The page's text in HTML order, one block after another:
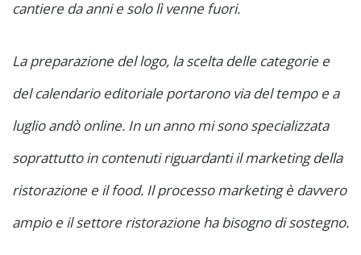
cantiere da anni e solo lì venne fuori.
La preparazione del logo, la scelta delle categorie e
del calendario editoriale portarono via del tempo e a
luglio andò online. In un anno mi sono specializzata
soprattutto in contenuti riguardanti il marketing della
ristorazione e il food. Il processo marketing è davvero
ampio e il settore ristorazione ha bisogno di sostegno.